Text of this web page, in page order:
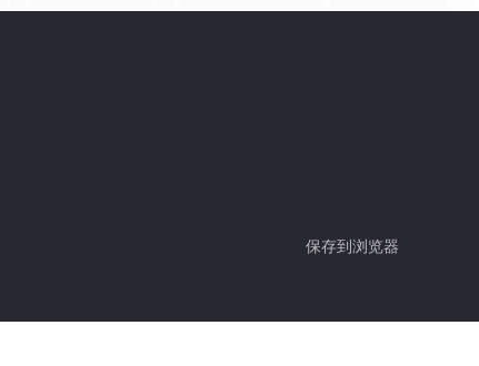
保存到浏览器